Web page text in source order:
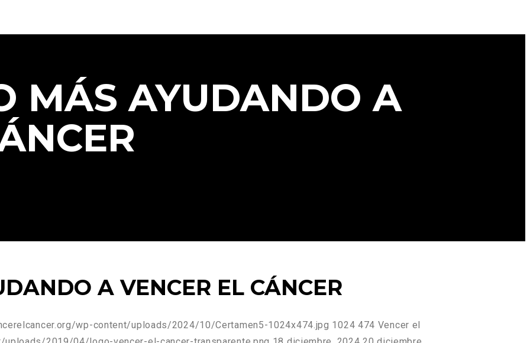
MÁS AYUDANDO A
A VENCER EL CÁNCER
wp-content/uploads/2024/10/Certamen5-1024x474.jpg 1024 474 Vencer el